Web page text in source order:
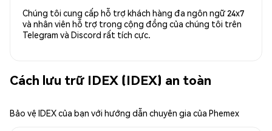
Chúng tôi cung cấp hỗ trợ khách hàng đa ngôn ngữ 24x7
và nhân viên hỗ trợ trong cộng đồng của chúng tôi trên
Telegram và Discord rất tích cực.
Cách lưu trữ IDEX (IDEX) an toàn
Bảo vệ IDEX của bạn với hướng dẫn chuyên gia của Phemex